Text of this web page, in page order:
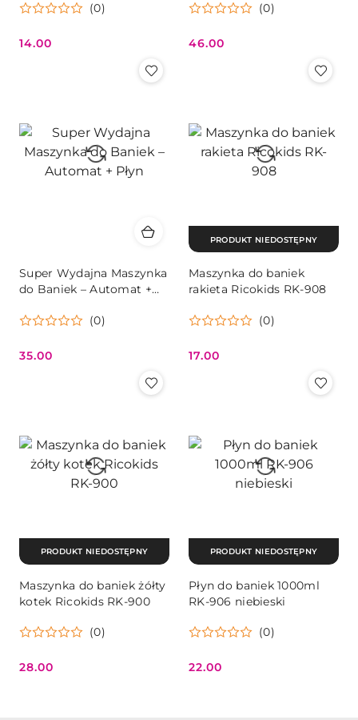
(0)
Cena:
14.00
(0)
Cena:
46.00
Super Wydajna Maszynka
do Baniek – Automat +
(0)
Cena:
35.00
Maszynka do baniek
rakieta Ricokids RK-908
(0)
Cena:
17.00
PRODUKT NIEDOSTĘPNY
Maszynka do baniek żółty
kotek Ricokids RK-900
(0)
Cena:
28.00
PRODUKT NIEDOSTĘPNY
Płyn do baniek 1000ml
RK-906 niebieski
(0)
Cena:
22.00
PRODUKT NIEDOSTĘPNY